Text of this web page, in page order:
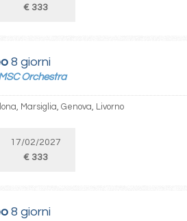
€ 333
8 giorni
Orchestra
Marsiglia, Genova, Livorno
17/02/2027
€ 333
8 giorni